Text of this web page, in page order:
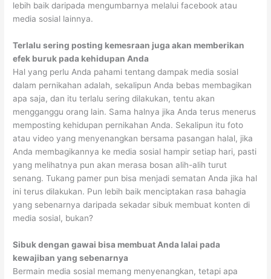
lebih baik daripada mengumbarnya melalui facebook atau
media sosial lainnya.
Terlalu sering posting kemesraan juga akan memberikan
efek buruk pada kehidupan Anda
Hal yang perlu Anda pahami tentang dampak media sosial
dalam pernikahan adalah, sekalipun Anda bebas membagikan
apa saja, dan itu terlalu sering dilakukan, tentu akan
mengganggu orang lain. Sama halnya jika Anda terus menerus
memposting kehidupan pernikahan Anda. Sekalipun itu foto
atau video yang menyenangkan bersama pasangan halal, jika
Anda membagikannya ke media sosial hampir setiap hari, pasti
yang melihatnya pun akan merasa bosan alih-alih turut
senang. Tukang pamer pun bisa menjadi sematan Anda jika hal
ini terus dilakukan. Pun lebih baik menciptakan rasa bahagia
yang sebenarnya daripada sekadar sibuk membuat konten di
media sosial, bukan?
Sibuk dengan gawai bisa membuat Anda lalai pada
kewajiban yang sebenarnya
Bermain media sosial memang menyenangkan, tetapi apa